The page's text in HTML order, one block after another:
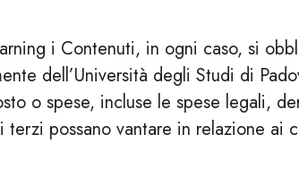
i Contenuti, in ogni caso, si
dell’Università degli Studi di
o spese, incluse le spese legali,
possano vantare in relazione ai